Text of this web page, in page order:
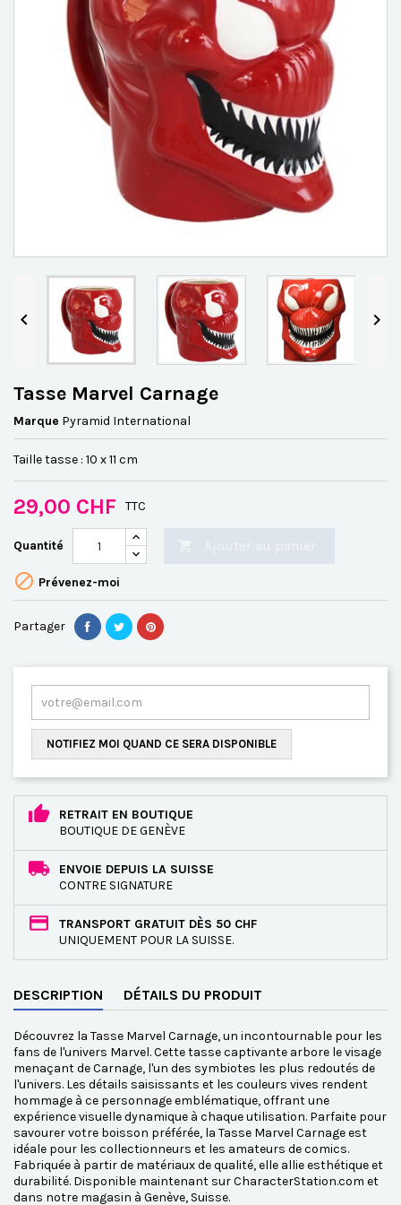
 
Tasse Marvel Carnage
Marque Pyramid International
Taille tasse : 10 x 11 cm
29,00 CHF TTC
Quantité
 Prévenez-moi
Partager
NOTIFIEZ MOI QUAND CE SERA DISPONIBLE
RETRAIT EN BOUTIQUE
BOUTIQUE DE GENÈVE
ENVOIE DEPUIS LA SUISSE
CONTRE SIGNATURE
TRANSPORT GRATUIT DÈS 50 CHF
UNIQUEMENT POUR LA SUISSE.
DESCRIPTION DÉTAILS DU PRODUIT
Découvrez la Tasse Marvel Carnage, un incontournable pour les
fans de l'univers Marvel. Cette tasse captivante arbore le visage
menaçant de Carnage, l'un des symbiotes les plus redoutés de
l'univers. Les détails saisissants et les couleurs vives rendent
hommage à ce personnage emblématique, offrant une
expérience visuelle dynamique à chaque utilisation. Parfaite pour
savourer votre boisson préférée, la Tasse Marvel Carnage est
idéale pour les collectionneurs et les amateurs de comics.
Fabriquée à partir de matériaux de qualité, elle allie esthétique et
durabilité. Disponible maintenant sur CharacterStation.com et
dans notre magasin à Genève, Suisse.